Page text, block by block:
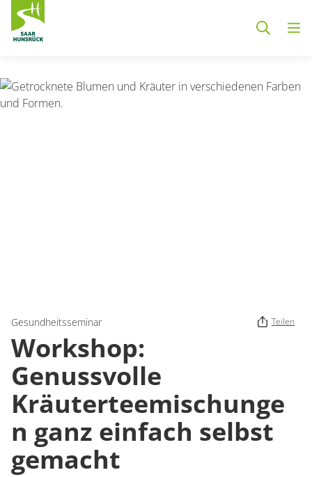
Gesundheitsseminar Teilen
Workshop:
Genussvolle
Kräuterteemischunge
n ganz einfach selbst
gemacht